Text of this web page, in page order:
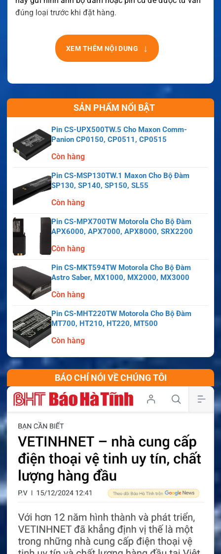
đúng loại trước khi đặt hàng.
XEM THÊM NỘI DUNG ↓
SẢN PHẨM NỔI BẬT
Pin CS-UPX500TW.5 Cho Maxon Comm-
Panion CP0150, CP0511, CP0515
Còn hàng
Pin CS-MSP130TW.1 Maxon Cho Bộ Đàm
SP130, SP140, SP150, SL55
Còn hàng
Pin CS-MPX700TW Motorola Cho Bộ Đàm
APX6000, APX7000, APX8000, SRX2200
Còn hàng
Pin CS-MKT594TW Motorola Cho Bộ Đàm
Astro Saber, MX1000, MX2000, MX3000
Còn hàng
Pin CS-MHT220TW Motorola Cho Bộ Đàm
MT700, HT210, HT220, MT500
Còn hàng
BÁO CHÍ NÓI VỀ CHÚNG TÔI